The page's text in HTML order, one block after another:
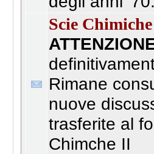
Scie
Rimane
nuove
trasferite al
Chimche II